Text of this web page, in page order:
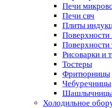
Печи
Печи свч
Плиты
Поверхности
Рисоварки и
Тостеры
Фритюрницы
Чебуречницы
Холодильное